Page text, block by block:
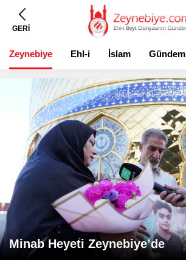
GERİ
Zeynebiye Ehl-i
Beyt
İslam Gündem
Minab Heyeti Zeynebiye’de